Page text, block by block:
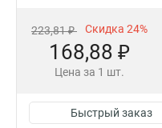
223,81 ₽ Скидка 24%
168,88 ₽
Цена за 1 шт.
Быстрый заказ